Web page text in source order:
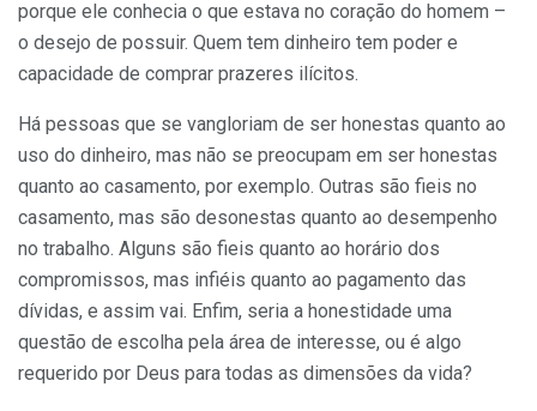
porque ele conhecia o que estava no coração do homem –
o desejo de possuir. Quem tem dinheiro tem poder e
capacidade de comprar prazeres ilícitos.
Há pessoas que se vangloriam de ser honestas quanto ao
uso do dinheiro, mas não se preocupam em ser honestas
quanto ao casamento, por exemplo. Outras são fieis no
casamento, mas são desonestas quanto ao desempenho
no trabalho. Alguns são fieis quanto ao horário dos
compromissos, mas infiéis quanto ao pagamento das
dívidas, e assim vai. Enfim, seria a honestidade uma
questão de escolha pela área de interesse, ou é algo
requerido por Deus para todas as dimensões da vida?